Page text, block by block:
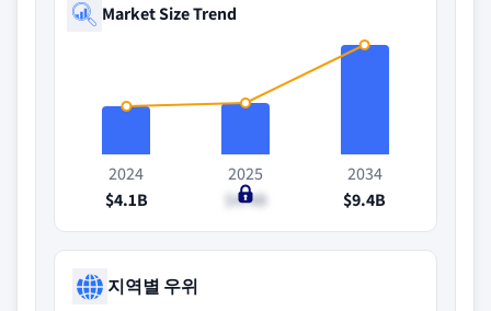
Market Size Trend
2024
$4.1B
2025
$4.4B
2034
$9.4B
지역별 우위